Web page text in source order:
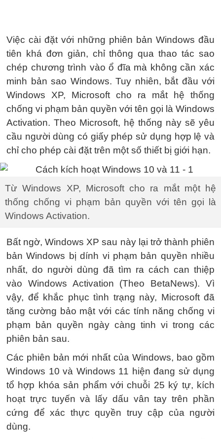
Việc cài đặt với những phiên bản Windows đầu
tiên khá đơn giản, chỉ thông qua thao tác sao
chép chương trình vào ổ đĩa mà không cần xác
minh bản sao Windows. Tuy nhiên, bắt đầu với
Windows XP, Microsoft cho ra mắt hệ thống
chống vi phạm bản quyền với tên gọi là Windows
Activation. Theo Microsoft, hệ thống này sẽ yêu
cầu người dùng có giấy phép sử dụng hợp lệ và
chỉ cho phép cài đặt trên một số thiết bị giới hạn.
Từ Windows XP, Microsoft cho ra mắt một hệ
thống chống vi phạm bản quyền với tên gọi là
Windows Activation.
Bất ngờ, Windows XP sau này lại trở thành phiên
bản Windows bị dính vi phạm bản quyền nhiều
nhất, do người dùng đã tìm ra cách can thiệp
vào Windows Activation (Theo BetaNews). Vì
vậy, để khắc phục tình trạng này, Microsoft đã
tăng cường bảo mật với các tính năng chống vi
phạm bản quyền ngày càng tinh vi trong các
phiên bản sau.
Các phiên bản mới nhất của Windows, bao gồm
Windows 10 và Windows 11 hiện đang sử dụng
tổ hợp khóa sản phẩm với chuỗi 25 ký tự, kích
hoạt trực tuyến và lấy dấu vân tay trên phần
cứng để xác thực quyền truy cập của người
dùng.